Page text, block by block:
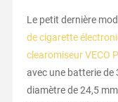
Le petit dernière
de cigarette
clearomiseur VECO
avec une batterie de
diamètre de 24,5